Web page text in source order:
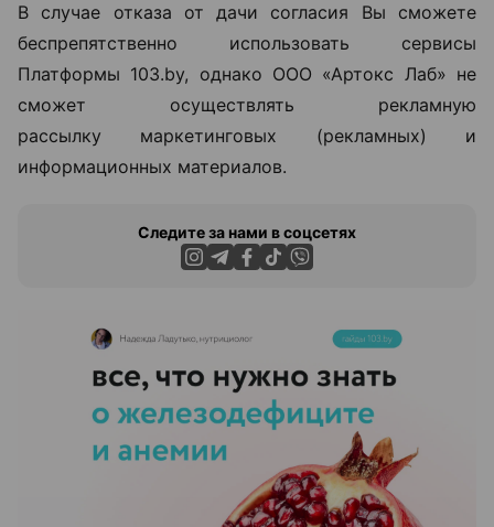
В случае отказа от дачи согласия Вы сможете
беспрепятственно использовать сервисы
Платформы 103.by, однако ООО «Артокс Лаб» не
сможет осуществлять рекламную
рассылку маркетинговых (рекламных) и
информационных материалов.
Следите за нами в соцсетях
ЭФФЕКТИВНАЯ РЕКЛАМА НА САЙТЕ